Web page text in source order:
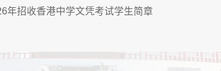
年招收香港中学文凭考试学生简章